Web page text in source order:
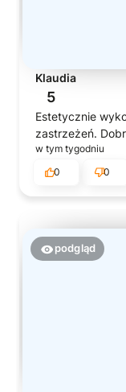
Klaudia
5
Estetycznie
zastrzeżeń.
w tym tygodniu
0
0
podgląd